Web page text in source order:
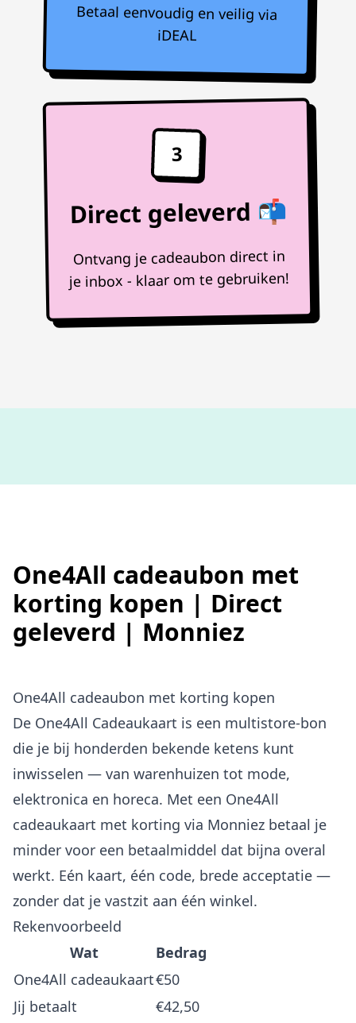
Betaal eenvoudig en veilig via
iDEAL
3
Direct geleverd 📬
Ontvang je cadeaubon direct in
je inbox - klaar om te gebruiken!
One4All cadeaubon met
korting kopen | Direct
geleverd | Monniez
One4All cadeaubon met korting kopen
De One4All Cadeaukaart is een multistore-bon
die je bij honderden bekende ketens kunt
inwisselen — van warenhuizen tot mode,
elektronica en horeca. Met een One4All
cadeaukaart met korting via Monniez betaal je
minder voor een betaalmiddel dat bijna overal
werkt. Eén kaart, één code, brede acceptatie —
zonder dat je vastzit aan één winkel.
Rekenvoorbeeld
Wat
Bedrag
One4All cadeaukaart€50
Jij betaalt
€42,50